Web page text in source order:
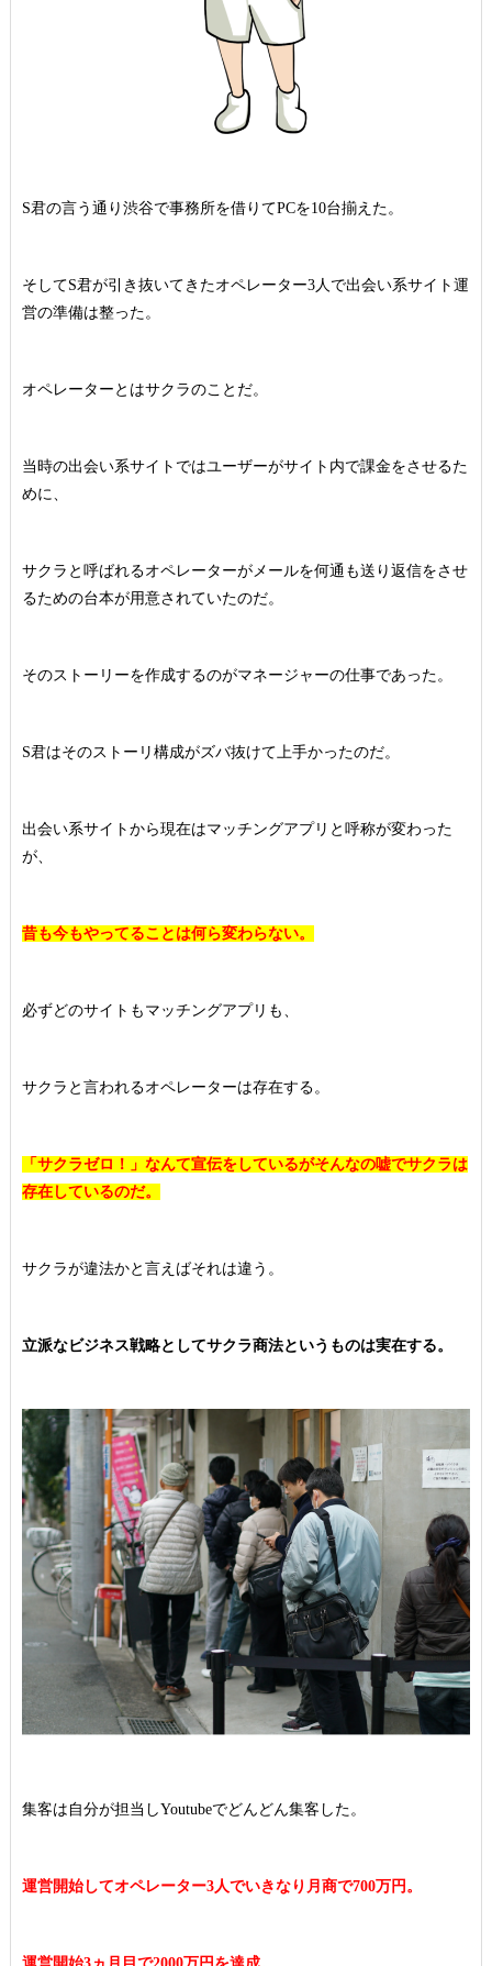
S君の言う通り渋谷で事務所を借りてPCを10台揃えた。
そしてS君が引き抜いてきたオペレーター3人で出会い系サイト運
営の準備は整った。
オペレーターとはサクラのことだ。
当時の出会い系サイトではユーザーがサイト内で課金をさせるた
めに、
サクラと呼ばれるオペレーターがメールを何通も送り返信をさせ
るための台本が用意されていたのだ。
そのストーリーを作成するのがマネージャーの仕事であった。
S君はそのストーリ構成がズバ抜けて上手かったのだ。
出会い系サイトから現在はマッチングアプリと呼称が変わった
が、
昔も今もやってることは何ら変わらない。
必ずどのサイトもマッチングアプリも、
サクラと言われるオペレーターは存在する。
「サクラゼロ！」なんて宣伝をしているがそんなの嘘でサクラは
存在しているのだ。
サクラが違法かと言えばそれは違う。
立派なビジネス戦略としてサクラ商法というものは実在する。
集客は自分が担当しYoutubeでどんどん集客した。
運営開始してオペレーター3人でいきなり月商で700万円。